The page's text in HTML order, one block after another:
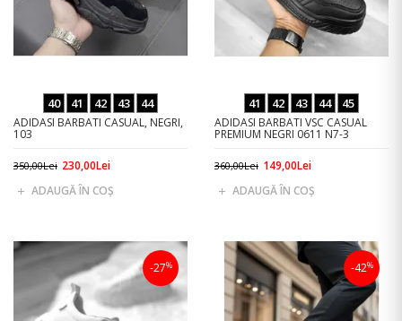
40 41 42 43 44
ADIDASI BARBATI CASUAL, NEGRI,
103
350,00Lei 230,00Lei
ADAUGĂ ÎN COŞ
41 42 43 44 45
ADIDASI BARBATI VSC CASUAL
PREMIUM NEGRI 0611 N7-3
360,00Lei 149,00Lei
ADAUGĂ ÎN COŞ
-27% -42%